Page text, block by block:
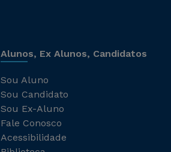
Alunos, Ex Alunos, Candidatos
Sou Aluno
Sou Candidato
Sou Ex-Aluno
Fale Conosco
Acessibilidade